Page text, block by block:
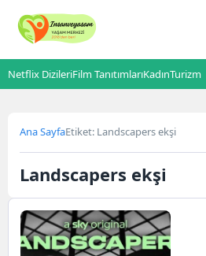
Netflix DizileriFilm TanıtımlarıKadınTurizm
Ana SayfaEtiket: Landscapers ekşi
Landscapers ekşi